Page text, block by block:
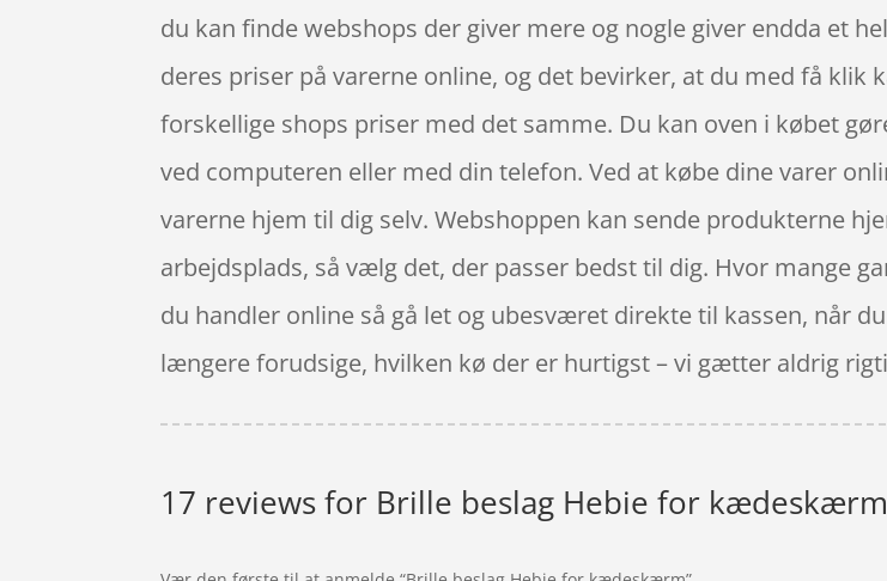
du kan finde webshops der giver mere og nogle giver endda et
deres priser på varerne online, og det bevirker, at du med få klik
forskellige shops priser med det samme. Du kan oven i købet
ved computeren eller med din telefon. Ved at købe dine varer
varerne hjem til dig selv. Webshoppen kan sende produkterne
arbejdsplads, så vælg det, der passer bedst til dig. Hvor mange
du handler online så gå let og ubesværet direkte til kassen, når
længere forudsige, hvilken kø der er hurtigst – vi gætter aldrig
17 reviews for Brille beslag Hebie for kædeskærm